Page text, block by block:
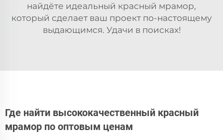
найдёте идеальный красный мрамор,
который сделает ваш проект по-настоящему
выдающимся. Удачи в поисках!
Где найти высококачественный красный
мрамор по оптовым ценам